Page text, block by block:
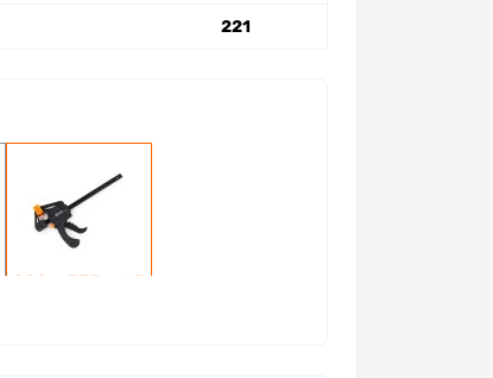
221
200 х 375 х 65